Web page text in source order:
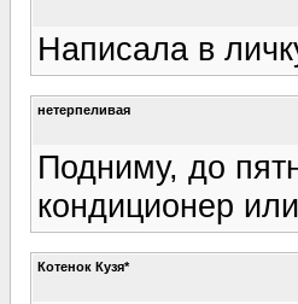
Написала в
нетерпеливая
Подниму, до
кондиционер
Котенок Кузя*